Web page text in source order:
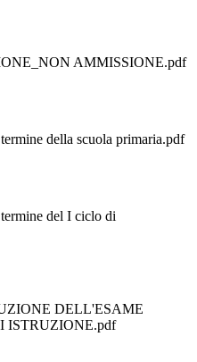
AMMISSIONE.pdf
della scuola primaria.pdf
del I ciclo di
DELL'ESAME
ISTRUZIONE.pdf